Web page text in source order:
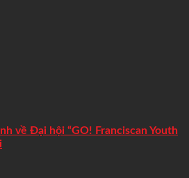
về Đại hội “GO! Franciscan Youth